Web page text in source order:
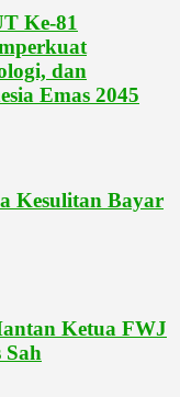
Ke-81
dan
Emas 2045
Kesulitan Bayar
Ketua FWJ
Sah